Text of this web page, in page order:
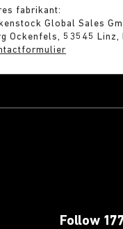
fabrikant:
Global Sales
Ockenfels, 53545 Linz,
Follow